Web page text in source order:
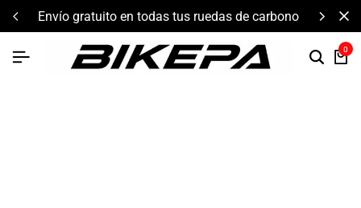
envío gratuito en todas tus ruedas de carbono
0